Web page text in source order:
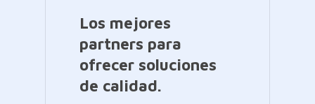
Los mejores
partners para
ofrecer soluciones
de calidad.